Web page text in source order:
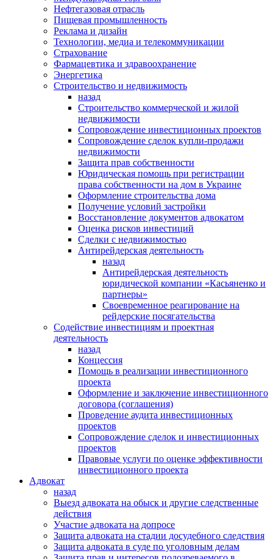
Нефтегазовая отрасль
Пищевая промышленность
Реклама и дизайн
Технологии, медиа и телекоммуникации
Страхование
Фармацевтика и здравоохранение
Энергетика
Строительство и недвижимость
назад
Строительство коммерческой и жилой
недвижимости
Сопровождение инвестиционных проектов
Сопровождение сделок купли-продажи
недвижимости
Защита прав собственности
Юридическая помощь при регистрации
права собственности на дом в Украине
Оформление строительства дома
Получение условий застройки
Восстановление документов адвокатом
Оценка рисков инвестиций
Сделки с недвижимостью
Антирейдерская деятельность
назад
Антирейдерская деятельность
юридической компании «Касьяненко и
партнеры»
Своевременное реагирование на
рейдерские посягательства
Содействие инвестициям и проектная
деятельность
назад
Концессия
Помощь в реализации инвестиционного
проекта
Оформление и заключение инвестиционного
договора (соглашения)
Проведение аудита инвестиционных
проектов
Сопровождение сделок и инвестиционных
проектов
Правовые услуги по оценке эффективности
инвестиционного проекта
Адвокат
назад
Выезд адвоката на обыск и другие следственные
действия
Участие адвоката на допросе
Защита адвоката на стадии досудебного следствия
Защита адвоката в суде по уголовным делам